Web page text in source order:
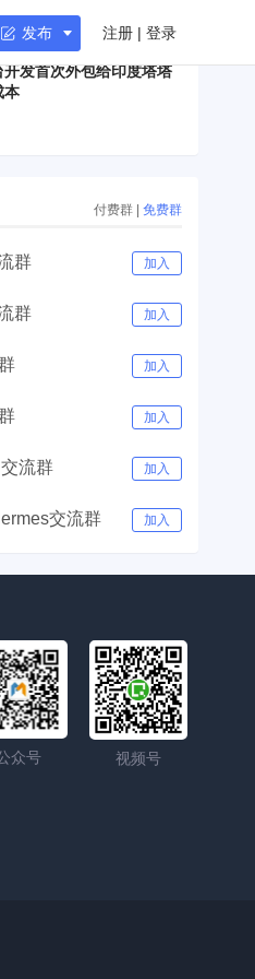
发布 注册 | 登录
发首次外包给印度塔塔
本
付费群 | 免费群
群 加入
群 加入
加入
加入
流群 加入
交流群 加入
众号 视频号